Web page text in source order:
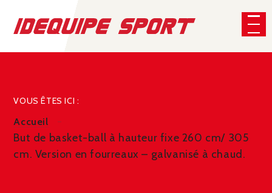
VOUS ÊTES ICI :
Accueil
But de basket-ball à hauteur fixe 260 cm/ 305
cm. Version en fourreaux – galvanisé à chaud.